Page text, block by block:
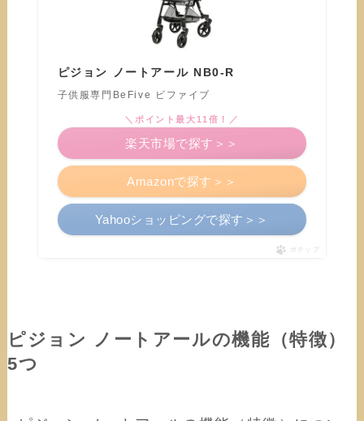
ピジョン ノートアール NB0-R
子供服専門BeFive ビファイブ
Amazonで探す＞＞
＼ポイント最大11倍！／
楽天市場で探す＞＞
Yahooショッピングで探す＞＞
ポチップ
ピジョン ノートアールの機能（特徴）
5つ